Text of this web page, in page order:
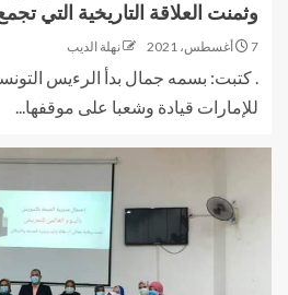
وثمنت العلاقة التاريخية التي
7 أغسطس، 2021 نهلة الديب
. كتبت: بسمه جمال بدأ الرءيس
للإمارات قيادة وشعبا على موقفها...